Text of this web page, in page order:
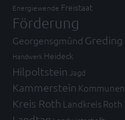
Energiewende Freistaat
Förderung
Georgensgmünd Greding
Handwerk Heideck
Hilpoltstein Jagd
Kammerstein Kommunen
Kreis Roth Landkreis Roth